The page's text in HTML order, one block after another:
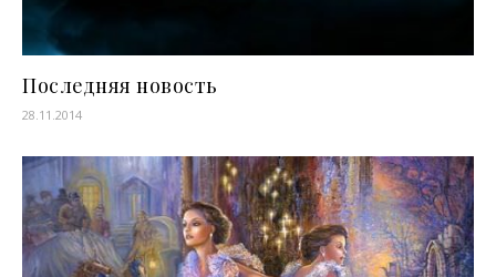
Последняя новость
28.11.2014